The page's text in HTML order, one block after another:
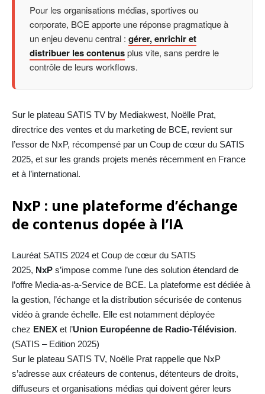
Pour les organisations médias, sportives ou
corporate, BCE apporte une réponse pragmatique à
un enjeu devenu central : gérer, enrichir et
distribuer les contenusplus vite, sans perdre le
contrôle de leurs workflows.
Sur le plateau SATIS TV by Mediakwest, Noëlle Prat,
directrice des ventes et du marketing de BCE, revient sur
l’essor de NxP, récompensé par un Coup de cœur du SATIS
2025, et sur les grands projets menés récemment en France
et à l’international.
NxP : une plateforme d’échange
de contenus dopée à l’IA
Lauréat SATIS 2024 et Coup de cœur du SATIS
2025, NxP s’impose comme l’une des solution étendard de
l’offre Media-as-a-Service de BCE. La plateforme est dédiée à
la gestion, l’échange et la distribution sécurisée de contenus
vidéo à grande échelle. Elle est notamment déployée
chez ENEX et l’Union Européenne de Radio-Télévision.
(SATIS – Edition 2025)
Sur le plateau SATIS TV, Noëlle Prat rappelle que NxP
s’adresse aux créateurs de contenus, détenteurs de droits,
diffuseurs et organisations médias qui doivent gérer leurs